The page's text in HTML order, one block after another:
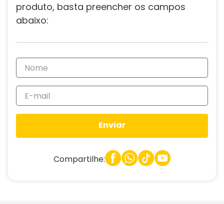
produto, basta preencher os campos
abaixo:
Enviar
Compartilhe: